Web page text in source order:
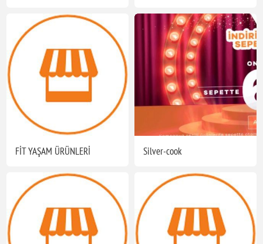
FİT YAŞAM ÜRÜNLERİ Silver-cook